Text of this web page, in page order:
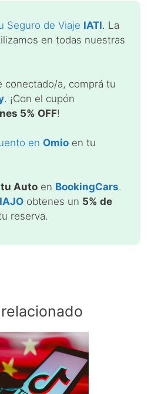
Seguro de Viaje IATI. La
en todas nuestras
conectado/a, comprá tu
. ¡Con el cupón
5% OFF!
en Omio en tu
Auto en BookingCars.
obtenes un 5% de
reserva.